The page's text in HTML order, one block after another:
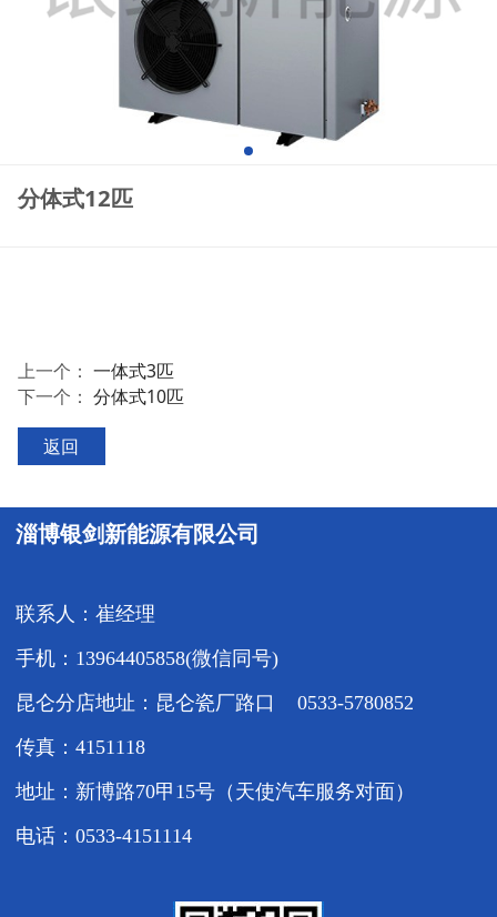
分体式12匹
上一个： 一体式3匹
下一个： 分体式10匹
返回
淄博银剑新能源有限公司
联系人：崔经理
手机：13964405858(微信同号)
昆仑分店地址：昆仑瓷厂路口 0533-5780852
传真：4151118
地址：新博路70甲15号（天使汽车服务对面）
电话：0533-4151114